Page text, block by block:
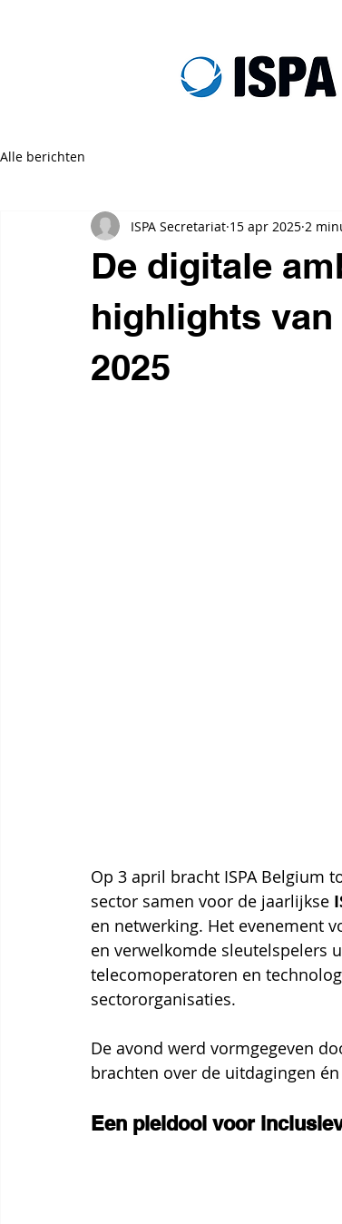
Alle berichten
De digitale
highlights van
2025
ISPA Secretariat 15 apr 2025 2
Op 3 april bracht ISPA Belgium
sector samen voor de jaarlijkse
en netwerking. Het evenement
en verwelkomde sleutelspelers
telecomoperatoren en
sectororganisaties.
De avond werd vormgegeven
brachten over de uitdagingen
Een pleidooi voor